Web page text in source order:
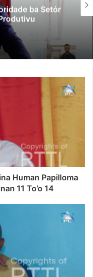
ba Setór
Human Papilloma
11 To’o 14